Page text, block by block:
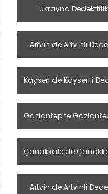
Ukrayna
Artvin de Artvinli
Kayseri de Kayserili
Gaziantep te
Çanakkale de
Artvin de Artvinli